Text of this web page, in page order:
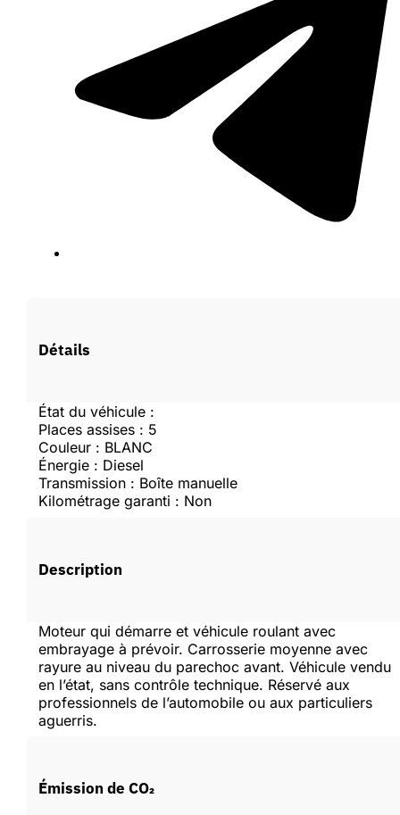
Détails
État du véhicule :
Places assises : 5
Couleur : BLANC
Énergie : Diesel
Transmission : Boîte manuelle
Kilométrage garanti : Non
Description
Moteur qui démarre et véhicule roulant avec
embrayage à prévoir. Carrosserie moyenne avec
rayure au niveau du parechoc avant. Véhicule vendu
en l’état, sans contrôle technique. Réservé aux
professionnels de l’automobile ou aux particuliers
aguerris.
Émission de CO₂